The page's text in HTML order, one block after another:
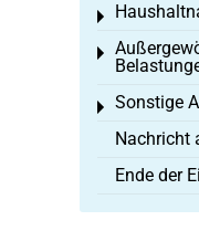
Toggle
Toggle
Sonstige
Toggle
Nachricht
Ende der